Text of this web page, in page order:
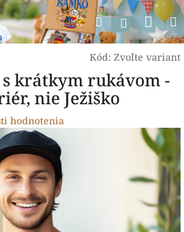
Hľadať
Kód: Zvoľte variant
krátkym rukávom -
nie Ježiško
hodnotenia